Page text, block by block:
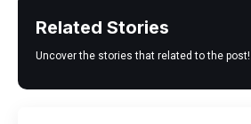
Related Stories
Uncover the stories that related to the post!